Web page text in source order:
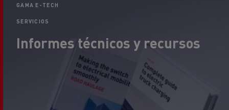
GAMA E-TECH
SERVICIOS
Informes técnicos y recursos